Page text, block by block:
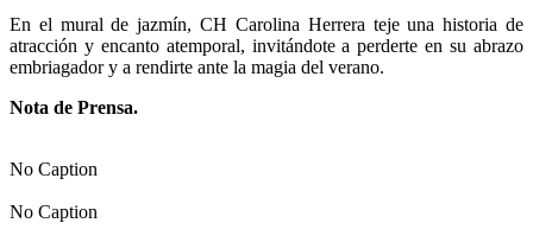
En el mural de jazmín, CH Carolina Herrera teje una historia de
atracción y encanto atemporal, invitándote a perderte en su abrazo
embriagador y a rendirte ante la magia del verano.
Nota de Prensa.
No Caption
No Caption